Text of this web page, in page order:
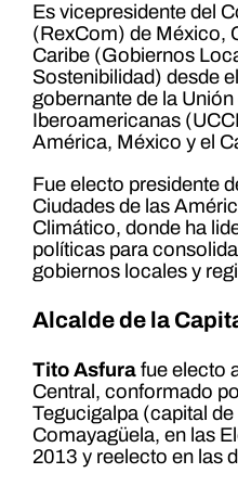
Es vicepresidente del
(RexCom) de México,
Caribe (Gobiernos
Sostenibilidad) desde
gobernante de la
Iberoamericanas
América, México y el
Fue electo presidente
Ciudades de las
Climático, donde ha
políticas para
gobiernos locales y
Alcalde de la
Tito Asfurafue electo
Central, conformado
Tegucigalpa (capital
Comayagüela, en las
2013 y reelecto en las